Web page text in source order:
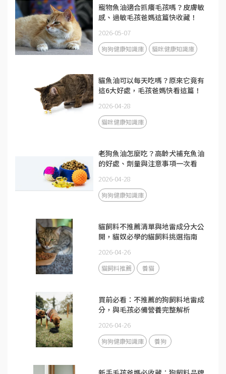
寵物魚油適合抓癢毛孩嗎？皮膚敏
感、過敏毛孩爸媽這篇快收藏！
2026-05-07
狗狗健康知識庫 貓咪健康知識庫
貓魚油可以每天吃嗎？原來它竟有
這6大好處，毛孩爸媽快看這篇！
2026-04-28
貓咪健康知識庫
老狗魚油怎麼吃？高齡犬補充魚油
的好處、劑量與注意事項一次看
2026-04-28
狗狗健康知識庫
貓飼料不推薦清單與地雷成分大公
開，貓奴必學的貓飼料挑選指南
2026-04-26
貓飼料推薦 養貓
買前必看：不推薦的狗飼料地雷成
分，與毛孩必備營養完整解析
2026-04-26
狗狗健康知識庫 養狗